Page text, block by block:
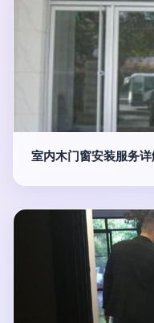
室内木门窗安装服务